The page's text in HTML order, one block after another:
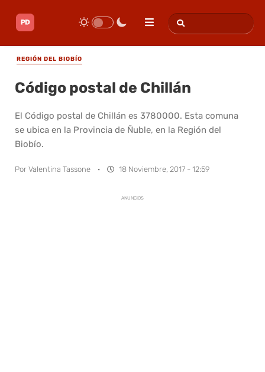
REGIÓN DEL BIOBÍO
Código postal de Chillán
El Código postal de Chillán es 3780000. Esta comuna
se ubica en la Provincia de Ñuble, en la Región del
Biobío.
Por Valentina Tassone · 18 Noviembre, 2017 - 12:59
ANUNCIOS